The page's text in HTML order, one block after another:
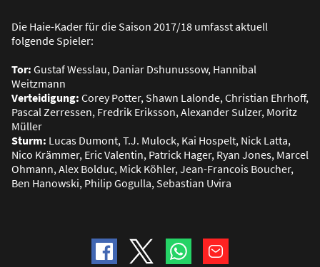
Die Haie-Kader für die Saison 2017/18 umfasst aktuell
folgende Spieler:
Tor: Gustaf Wesslau, Daniar Dshunussow, Hannibal
Weitzmann
Verteidigung: Corey Potter, Shawn Lalonde, Christian Ehrhoff,
Pascal Zerressen, Fredrik Eriksson, Alexander Sulzer, Moritz
Müller
Sturm: Lucas Dumont, T.J. Mulock, Kai Hospelt, Nick Latta,
Nico Krämmer, Eric Valentin, Patrick Hager, Ryan Jones, Marcel
Ohmann, Alex Bolduc, Mick Köhler, Jean-Francois Boucher,
Ben Hanowski, Philip Gogulla, Sebastian Uvira